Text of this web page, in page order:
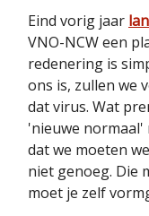
Eind vorig jaar
VNO-NCW een
redenering is
ons is, zullen we
dat virus. Wat
'nieuwe normaal'
dat we moeten
niet genoeg. Die
moet je zelf